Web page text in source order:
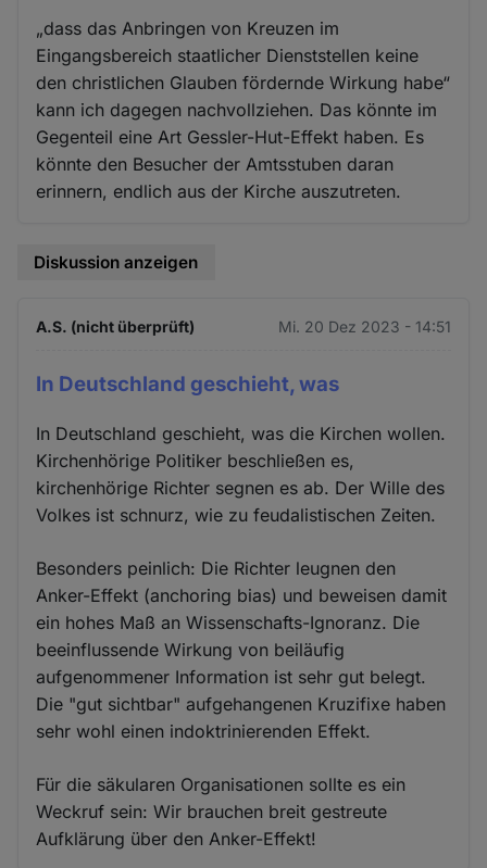
„dass das Anbringen von Kreuzen im
Eingangsbereich staatlicher Dienststellen keine
den christlichen Glauben fördernde Wirkung habe“
kann ich dagegen nachvollziehen. Das könnte im
Gegenteil eine Art Gessler-Hut-Effekt haben. Es
könnte den Besucher der Amtsstuben daran
erinnern, endlich aus der Kirche auszutreten.
Diskussion anzeigen
A.S. (nicht überprüft) Mi. 20 Dez 2023 - 14:51
In Deutschland geschieht, was
In Deutschland geschieht, was die Kirchen wollen.
Kirchenhörige Politiker beschließen es,
kirchenhörige Richter segnen es ab. Der Wille des
Volkes ist schnurz, wie zu feudalistischen Zeiten.
Besonders peinlich: Die Richter leugnen den
Anker-Effekt (anchoring bias) und beweisen damit
ein hohes Maß an Wissenschafts-Ignoranz. Die
beeinflussende Wirkung von beiläufig
aufgenommener Information ist sehr gut belegt.
Die "gut sichtbar" aufgehangenen Kruzifixe haben
sehr wohl einen indoktrinierenden Effekt.
Für die säkularen Organisationen sollte es ein
Weckruf sein: Wir brauchen breit gestreute
Aufklärung über den Anker-Effekt!